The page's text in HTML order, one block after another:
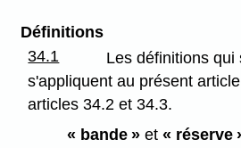
Définitions
34.1
Les définitions qui
s'appliquent au présent
articles 34.2 et 34.3.
« bande » et« réserve